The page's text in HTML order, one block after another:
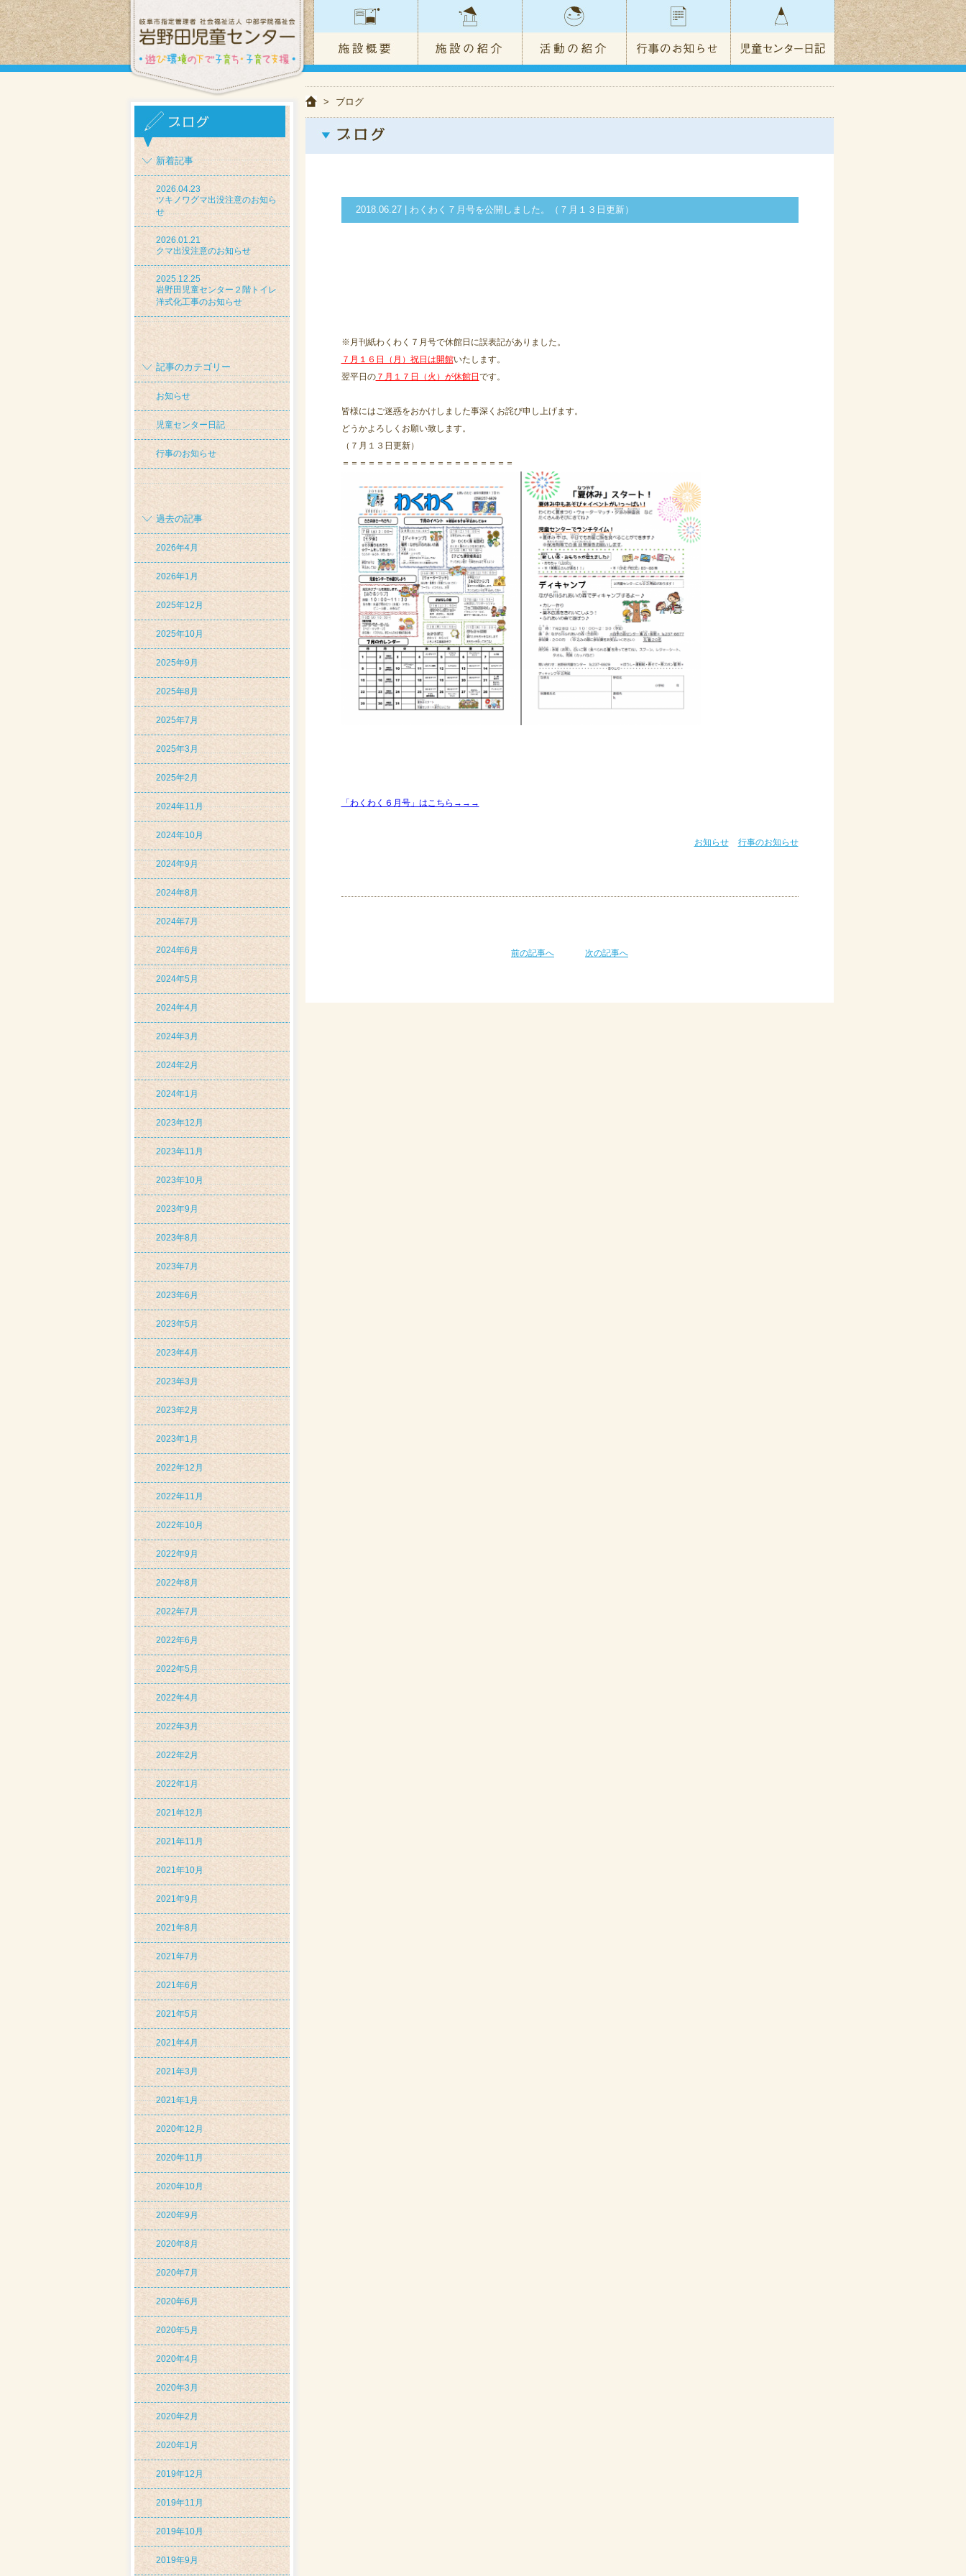
新着記事
2026.04.23
ツキノワグマ出没注意のお知ら
せ
2026.01.21
クマ出没注意のお知らせ
2025.12.25
岩野田児童センター２階トイレ
洋式化工事のお知らせ
記事のカテゴリー
お知らせ
児童センター日記
行事のお知らせ
過去の記事
2026年4月
2026年1月
2025年12月
2025年10月
2025年9月
2025年8月
2025年7月
2025年3月
2025年2月
2024年11月
2024年10月
2024年9月
2024年8月
2024年7月
2024年6月
2024年5月
2024年4月
2024年3月
2024年2月
2024年1月
2023年12月
2023年11月
2023年10月
2023年9月
2023年8月
2023年7月
2023年6月
2023年5月
2023年4月
2023年3月
2023年2月
2023年1月
2022年12月
2022年11月
2022年10月
2022年9月
2022年8月
2022年7月
2022年6月
2022年5月
2022年4月
2022年3月
2022年2月
2022年1月
2021年12月
2021年11月
2021年10月
2021年9月
2021年8月
2021年7月
2021年6月
2021年5月
2021年4月
2021年3月
2021年1月
2020年12月
2020年11月
2020年10月
2020年9月
2020年8月
2020年7月
2020年6月
2020年5月
2020年4月
2020年3月
2020年2月
2020年1月
2019年12月
2019年11月
2019年10月
2019年9月
> ブログ
2018.06.27 | わくわく７月号を公開しました。（７月１３日更新）
※月刊紙わくわく７月号で休館日に誤表記がありました。
７月１６日（月）祝日は開館いたします。
翌平日の７月１７日（火）が休館日 です。
皆様にはご迷惑をおかけしました事深くお詫び申し上げます。
どうかよろしくお願い致します。
（７月１３日更新）
＝＝＝＝＝＝＝＝＝＝＝＝＝＝＝＝＝＝＝＝
「わくわく６月号」はこちら→→→
お知らせ 行事のお知らせ
前の記事へ 次の記事へ